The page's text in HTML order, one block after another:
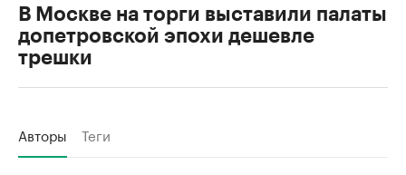
В Москве на торги выставили палаты
допетровской эпохи дешевле
трешки
Авторы Теги